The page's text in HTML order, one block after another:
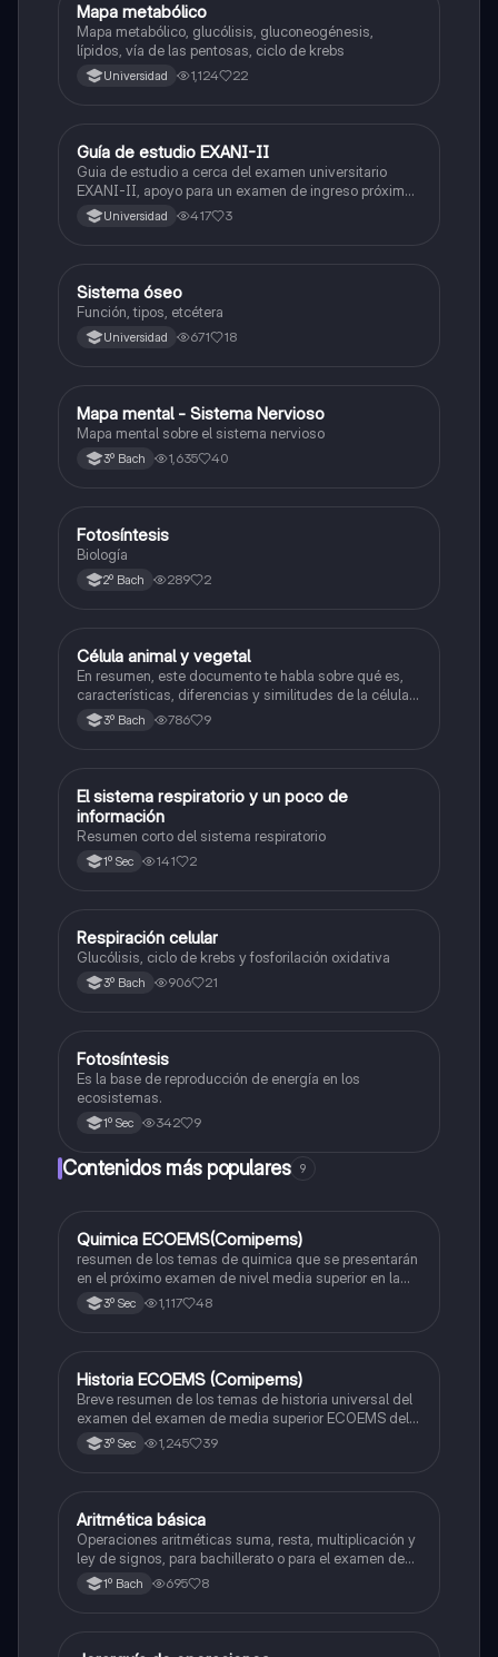
Biología
Mapa metabólico
Mapa metabólico, glucólisis, gluconeogénesis,
lípidos, vía de las pentosas, ciclo de krebs
Universidad 1,124 22
Historia
Guía de estudio EXANI-II
Guia de estudio a cerca del examen universitario
EXANI-II, apoyo para un examen de ingreso próximo
2026.Universidad 417 3
Biología
Sistema óseo
Función, tipos, etcétera
Universidad 671 18
Biología
Mapa mental - Sistema Nervioso
Mapa mental sobre el sistema nervioso
3º Bach 1,635 40
Biología
Fotosíntesis
Biología
2º Bach 289 2
Biología
Célula animal y vegetal
En resumen, este documento te habla sobre qué es,
características, diferencias y similitudes de la célula
animal y célula vegetal.💗
3º Bach 786 9
Biología
El sistema respiratorio y un poco de
información
Resumen corto del sistema respiratorio
1º Sec 141 2
Biología
Respiración celular
Glucólisis, ciclo de krebs y fosforilación oxidativa
3º Bach 906 21
Biología
Fotosíntesis
Es la base de reproducción de energía en los
ecosistemas.
1º Sec 342 9
Contenidos más populares 9
Química
Quimica ECOEMS(Comipems)
resumen de los temas de quimica que se presentarán
en el próximo examen de nivel media superior en la
zona metropolitana de el valle de México
3º Sec 1,117 48
Historia
Historia ECOEMS (Comipems)
Breve resumen de los temas de historia universal del
examen del examen de media superior ECOEMS del
valle de México
3º Sec 1,245 39
Matemáticas
Aritmética básica
Operaciones aritméticas suma, resta, multiplicación y
ley de signos, para bachillerato o para el examen de
admisión a la universidad
1º Bach 695 8